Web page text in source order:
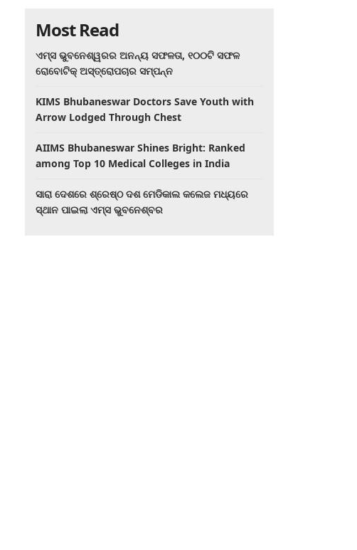
Most Read
ଏମ୍ସ ଭୁବନେଶ୍ୱରର ଅନନ୍ୟ ସଫଳତା, ୧୦୦ଟି ସଫଳ
ରୋବୋଟିକ୍ ଅସ୍ତ୍ରୋପଚାର ସମ୍ପନ୍ନ
KIMS Bhubaneswar Doctors Save Youth with
Arrow Lodged Through Chest
AIIMS Bhubaneswar Shines Bright: Ranked
among Top 10 Medical Colleges in India
ସାରା ଦେଶରେ ଶ୍ରେଷ୍ଠ ଦଶ ମେଡିକାଲ କଲେଜ ମଧ୍ୟରେ
ସ୍ଥାନ ପାଇଲା ଏମ୍ସ ଭୁବନେଶ୍ବର